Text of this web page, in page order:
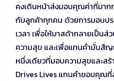
คงเดินหน้าส่งมอบคุณค่าที่มา
กับลูกค้าทุกคน ด้วยการมอบป
เวลา เพื่อให้มาสด้ากลายเป็น
ความสุข และเพื่อแทนคำมั่นสั
หนึ่งเดียวที่มอบความสุขและส
Drives Lives แทนคำขอบคุณที่ลู